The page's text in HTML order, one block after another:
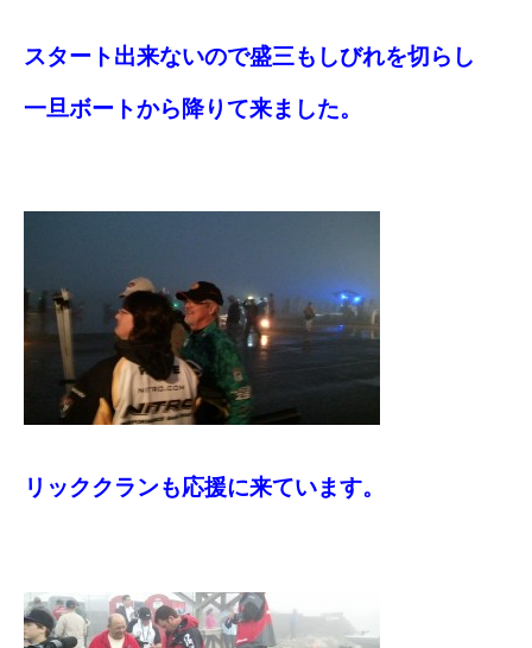
スタート出来ないので盛三もしびれを切らし
一旦ボートから降りて来ました。
リッククランも応援に来ています。